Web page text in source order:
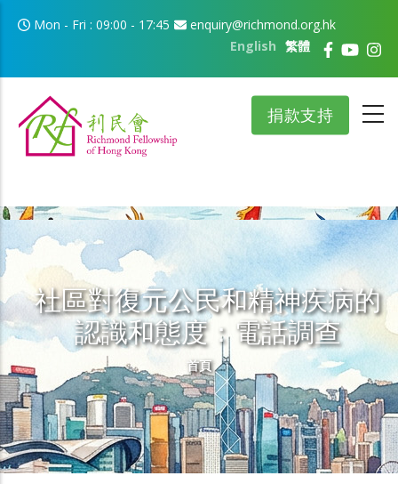
移至主內容
Mon - Fri : 09:00 - 17:45
enquiry@richmond.org.hk
繁體
English
捐款支持
社區對復元公民和精神疾病的
認識和態度：電話調查
導航連結
首頁